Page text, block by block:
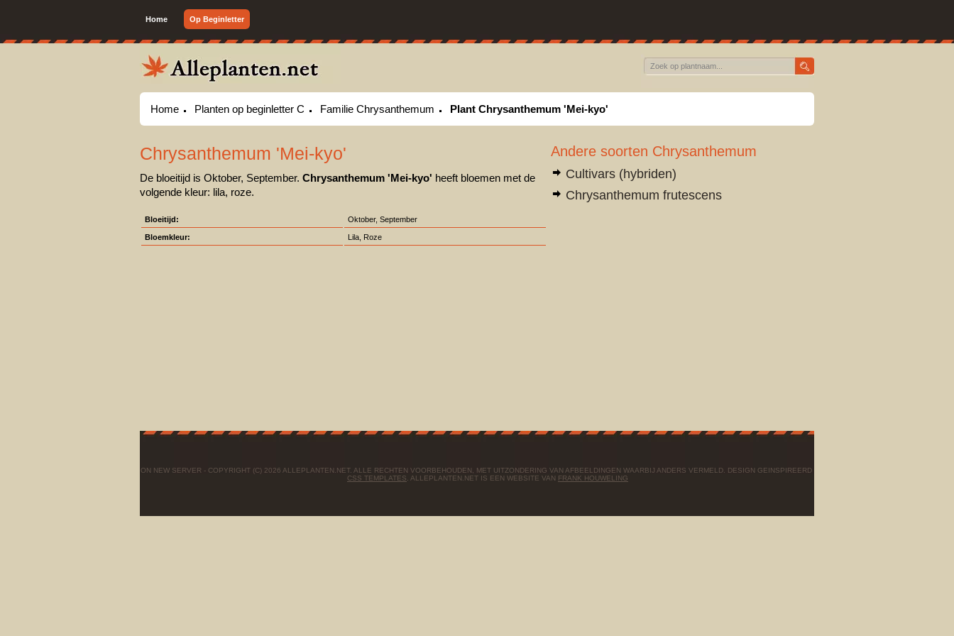
Home Op Beginletter
Home Planten op beginletter C Familie Chrysanthemum Plant Chrysanthemum 'Mei-kyo'
Chrysanthemum 'Mei-kyo'
De bloeitijd is Oktober, September. Chrysanthemum 'Mei-kyo' heeft bloemen met de
volgende kleur: lila, roze.
Bloeitijd: Oktober, September
Bloemkleur: Lila, Roze
Andere soorten Chrysanthemum
Cultivars (hybriden)
Chrysanthemum frutescens
ON NEW SERVER - COPYRIGHT (C) 2026 ALLEPLANTEN.NET. ALLE RECHTEN VOORBEHOUDEN, MET UITZONDERING VAN AFBEELDINGEN WAARBIJ ANDERS VERMELD. DESIGN GEINSPIREERD DOOR
CSS TEMPLATES . ALLEPLANTEN.NET IS EEN WEBSITE VAN FRANK HOUWELING